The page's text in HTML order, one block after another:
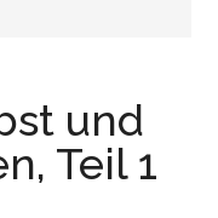
und
Teil 1